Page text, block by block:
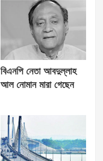
বিএনপি নেতা আবদুল্লাহ
আল নোমান মারা গেছেন